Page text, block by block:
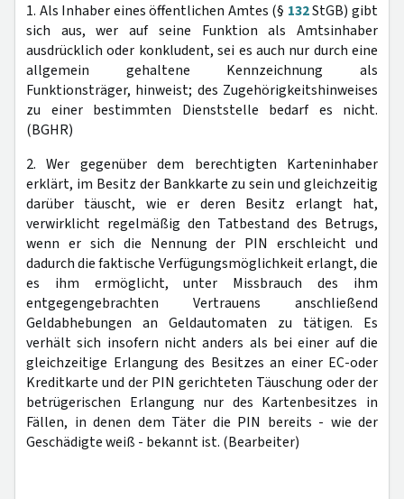
1. Als Inhaber eines öffentlichen Amtes (§ 132StGB) gibt
sich aus, wer auf seine Funktion als Amtsinhaber
ausdrücklich oder konkludent, sei es auch nur durch eine
allgemein gehaltene Kennzeichnung als
Funktionsträger, hinweist; des Zugehörigkeitshinweises
zu einer bestimmten Dienststelle bedarf es nicht.
(BGHR)
2. Wer gegenüber dem berechtigten Karteninhaber
erklärt, im Besitz der Bankkarte zu sein und gleichzeitig
darüber täuscht, wie er deren Besitz erlangt hat,
verwirklicht regelmäßig den Tatbestand des Betrugs,
wenn er sich die Nennung der PIN erschleicht und
dadurch die faktische Verfügungsmöglichkeit erlangt, die
es ihm ermöglicht, unter Missbrauch des ihm
entgegengebrachten Vertrauens anschließend
Geldabhebungen an Geldautomaten zu tätigen. Es
verhält sich insofern nicht anders als bei einer auf die
gleichzeitige Erlangung des Besitzes an einer EC-oder
Kreditkarte und der PIN gerichteten Täuschung oder der
betrügerischen Erlangung nur des Kartenbesitzes in
Fällen, in denen dem Täter die PIN bereits - wie der
Geschädigte weiß - bekannt ist. (Bearbeiter)